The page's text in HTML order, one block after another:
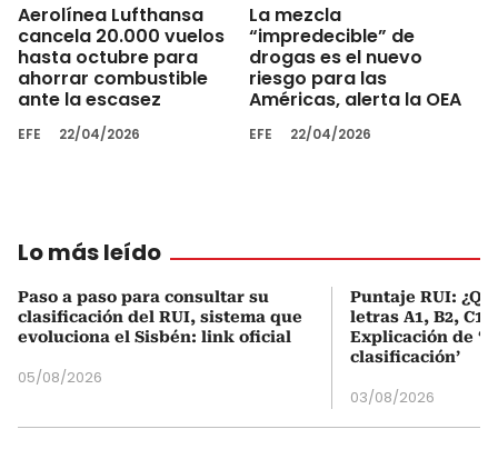
Aerolínea Lufthansa
cancela 20.000 vuelos
hasta octubre para
ahorrar combustible
ante la escasez
EFE 22/04/2026
La mezcla
“impredecible” de
drogas es el nuevo
riesgo para las
Américas, alerta la OEA
EFE 22/04/2026
Lo más leído
Paso a paso para consultar su
clasificación del RUI, sistema que
evoluciona el Sisbén: link oficial
05/08/2026
Puntaje RUI:
letras A1, B2, C1
Explicación de
clasificación’
03/08/2026